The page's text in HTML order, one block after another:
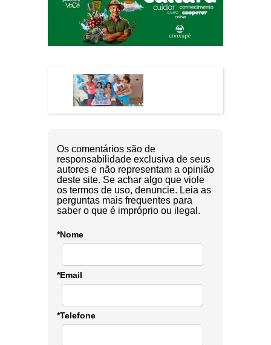
Os comentários são de
responsabilidade exclusiva de seus
autores e não representam a opinião
deste site. Se achar algo que viole
os termos de uso, denuncie. Leia as
perguntas mais frequentes para
saber o que é impróprio ou ilegal.
*Nome
*Email
*Telefone